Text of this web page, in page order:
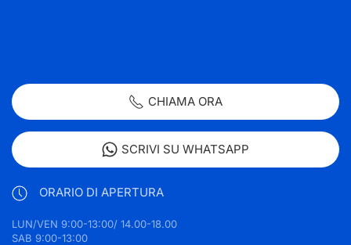
CHIAMA ORA
SCRIVI SU WHATSAPP
ORARIO DI APERTURA
LUN/VEN 9:00-13:00/ 14.00-18.00
SAB 9:00-13:00